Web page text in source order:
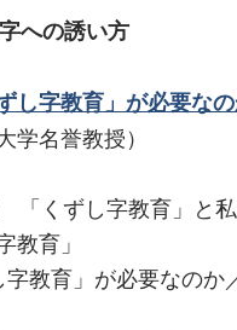
への誘い方
字教育」が必要な
学名誉教授）
くずし字教育」と
教育」
教育」が必要なの